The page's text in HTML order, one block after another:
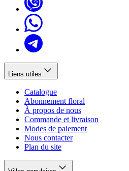
Liens utiles
Catalogue
Abonnement floral
À propos de nous
Commande et livraison
Modes de paiement
Nous contacter
Plan du site